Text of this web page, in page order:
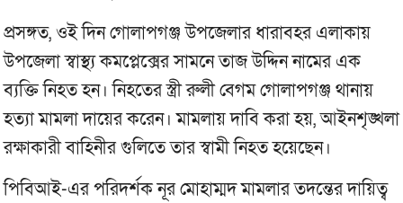
প্রসঙ্গত, ওই দিন গোলাপগঞ্জ উপজেলার ধারাবহর এলাকায়
উপজেলা স্বাস্থ্য কমপ্লেক্সের সামনে তাজ উদ্দিন নামের এক
ব্যক্তি নিহত হন। নিহতের স্ত্রী রুলী বেগম গোলাপগঞ্জ থানায়
হত্যা মামলা দায়ের করেন। মামলায় দাবি করা হয়, আইনশৃঙ্খলা
রক্ষাকারী বাহিনীর গুলিতে তার স্বামী নিহত হয়েছেন।
পিবিআই-এর পরিদর্শক নূর মোহাম্মদ মামলার তদন্তের দায়িত্ব